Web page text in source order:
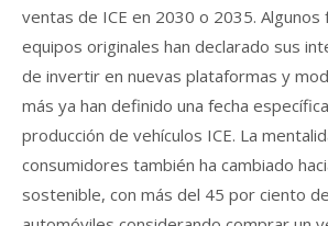
ventas de ICE en 2030 o 2035. Algunos
equipos originales han declarado sus
de invertir en nuevas plataformas y
más ya han definido una fecha
producción de vehículos ICE. La
consumidores también ha cambiado
sostenible, con más del 45 por ciento